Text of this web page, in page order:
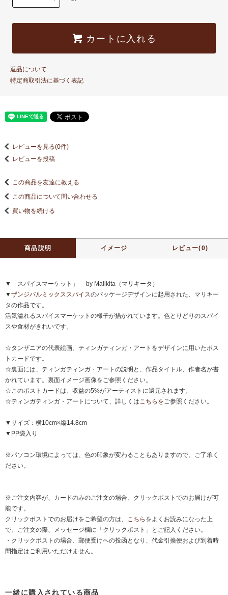
カートに入れる
返品について
特定商取引法に基づく表記
レビューを見る(0件)
レビューを投稿
この商品を友達に教える
この商品について問い合わせる
買い物を続ける
商品説明 イメージ レビュー(0)
▼「スパイスマーケット」 by Malikita（マリキータ）
▼ザンジバルミックススパイスのパッケージデザインに起用された、マリキー
タの作品です。
活気溢れるスパイスマーケットの様子が描かれています。色とりどりのスパイ
スや食材がきれいです。
☆タンザニアの代表絵画、ティンガティンガ・アートをデザインに用いたポス
トカードです。
☆裏面には、ティンガティンガ・アートの説明と、作品タイトル、作者名が書
かれています。裏面イメージ画像をご参照ください。
☆このポストカードは、収益の5%がアーティストに還元されます。
☆ティンガティンガ・アートについて、詳しくはこちらをご参照ください。
▼サイズ：横10cm×縦14.8cm
▼PP袋入り
※パソコン環境によっては、色の印象が変わることもありますので、ご了承く
ださい。
※ご注文内容が、カードのみのご注文の場合、クリックポストでのお届けが可
能です。
クリックポストでのお届けをご希望の方は、 こちら をよくお読みになった上
で、ご注文の際、メッセージ欄に「クリックポスト」とご記入ください。
・クリックポストの場合、郵便受けへの投函となり、代金引換便および到着時
間指定はご利用いただけません。
一緒に購入されている商品